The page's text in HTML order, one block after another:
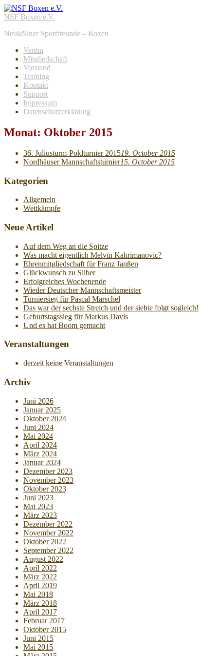
NSF Boxen e.V.
Neuköllner Sportfreunde – Boxen
Verein
Mitgliedschaft
Vorstand
Training
Kontakt
Support
Impressum
Datenschutzerklärung
Monat: Oktober 2015
36. Juliusturm-Poklturnier 201519. October 2015
Nordhäuser Mannschaftsturnier15. October 2015
Kategorien
Allgemein
Wettkämpfe
Neue Artikel
Auf dem Weg an die Spitze
Was macht eigentlich Melvin Kahrimanovic?
Ehrenmitgliedschaft für Franz Janßen
Glückwunsch zu Silber
Erfolgreiches Wochenende
Wieder Deutscher Mannschaftsmeister
Turniersieg für Pascal Marschel
Das war der sechste Streich und der siebte folgt sogleich!
Geburtstagssieg für Markus Davis
Und es hat Boom gemacht
Veranstaltungen
derzeit keine Veranstaltungen
Archiv
Juni 2026
Januar 2025
Oktober 2024
Juni 2024
Mai 2024
April 2024
März 2024
Januar 2024
Dezember 2023
November 2023
Oktober 2023
Juni 2023
Mai 2023
März 2023
Dezember 2022
November 2022
Oktober 2022
September 2022
August 2022
April 2022
März 2022
April 2019
Mai 2018
März 2018
April 2017
Februar 2017
Oktober 2015
Juni 2015
Mai 2015